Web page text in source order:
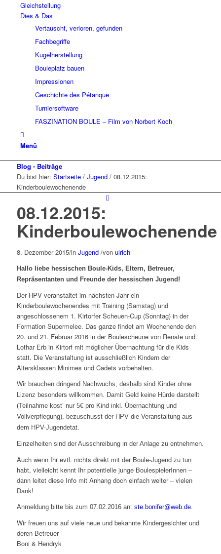
Gleichstellung
Dies & Das
Vertauscht, verloren, gefunden
Fachbegriffe
Kugelherstellung
Bouleplatz bauen
Impressionen
Geschichte des Pétanque
Turniersoftware
FASZINATION BOULE – Film von Norbert Koch
Menü
Blog - Beiträge
Du bist hier: Startseite / Jugend / 08.12.2015:
Kinderboulewochenende
08.12.2015:
Kinderboulewochenende
8. Dezember 2015/in Jugend /von ulrich
Hallo liebe hessischen Boule-Kids, Eltern, Betreuer,
Repräsentanten und Freunde der hessischen Jugend!
Der HPV veranstaltet im nächsten Jahr ein
Kinderboulewochenendes mit Training (Samstag) und
angeschlossenem 1. Kirtorfer Scheuen-Cup (Sonntag) in der
Formation Supermelee. Das ganze findet am Wochenende den
20. und 21. Februar 2016 in der Boulescheune von Renate und
Lothar Erb in Kirtorf mit möglicher Übernachtung für die Kids
statt. Die Veranstaltung ist ausschließlich Kindern der
Altersklassen Minimes und Cadets vorbehalten.
Wir brauchen dringend Nachwuchs, deshalb sind Kinder ohne
Lizenz besonders willkommen. Damit Geld keine Hürde darstellt
(Teilnahme kost‘ nur 5€ pro Kind inkl. Übernachtung und
Vollverpflegung), bezuschusst der HPV die Veranstaltung aus
dem HPV-Jugendetat.
Einzelheiten sind der Ausschreibung in der Anlage zu entnehmen.
Auch wenn Ihr evtl. nichts direkt mit der Boule-Jugend zu tun
habt, vielleicht kennt Ihr potentielle junge BoulespielerInnen –
dann leitet diese Info mit Anhang doch einfach weiter – vielen
Dank!
Anmeldung bitte bis zum 07.02.2016 an: ste.bonifer@web.de.
Wir freuen uns auf viele neue und bekannte Kindergesichter und
deren Betreuer
Boni & Hendryk